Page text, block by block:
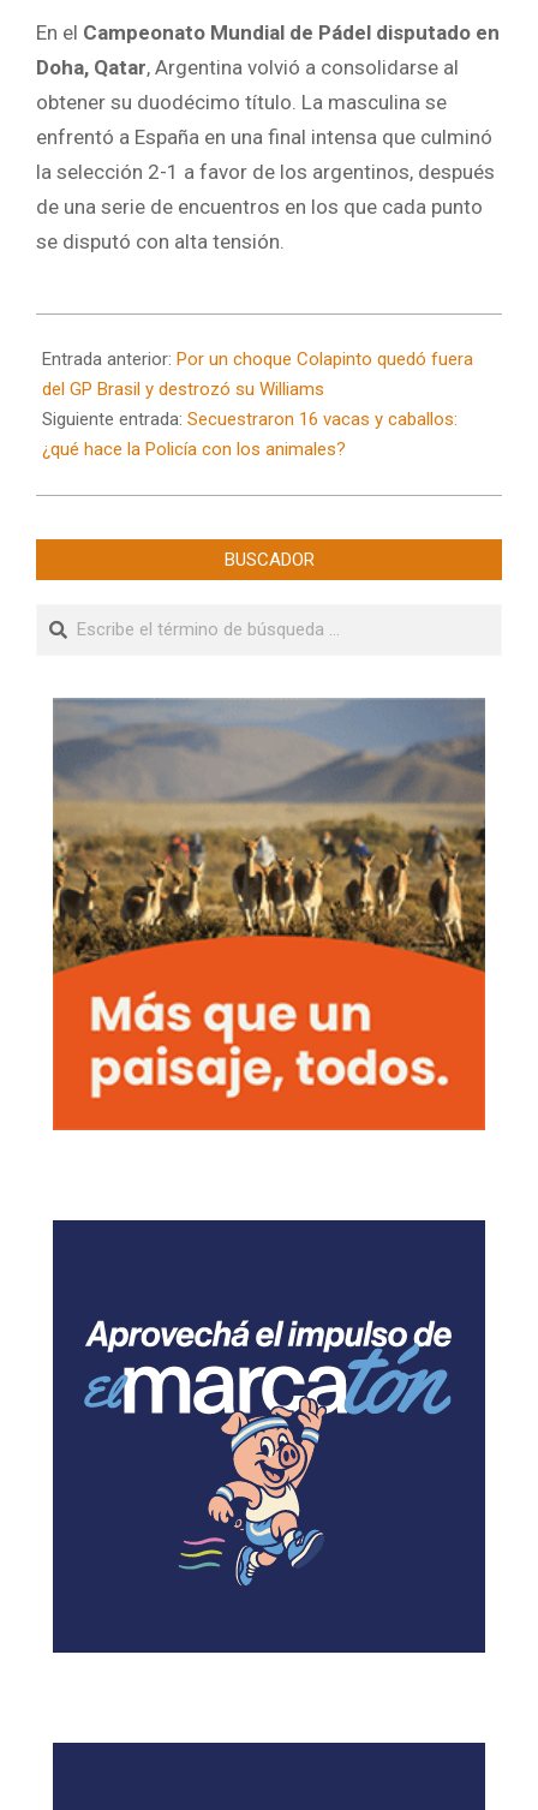
En el Campeonato Mundial de Pádel disputado en
Doha, Qatar, Argentina volvió a consolidarse al
obtener su duodécimo título. La masculina se
enfrentó a España en una final intensa que culminó
la selección 2-1 a favor de los argentinos, después
de una serie de encuentros en los que cada punto
se disputó con alta tensión.
11-
04
Entrada anterior: Por un choque Colapinto quedó fuera
del GP Brasil y destrozó su Williams
Siguiente entrada: Secuestraron 16 vacas y caballos:
¿qué hace la Policía con los animales?
BUSCADOR
Buscar